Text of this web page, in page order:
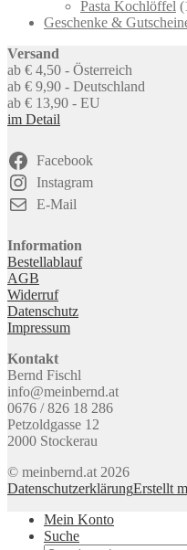
product
Pasta Kochlöffel
Geschenke &
Versand
ab € 4,50 - Österreich
ab € 9,90 - Deutschland
ab € 13,90 - EU
im Detail
Facebook
Instagram
E-Mail
Information
Bestellablauf
AGB
Widerruf
Datenschutz
Impressum
Kontakt
Bernd Fischl
info@meinbernd.at
0676 / 826 18 286
Petzoldgasse 12
2000 Stockerau
© meinbernd.at 2026
DatenschutzerklärungErstellt
Mein Konto
Suche